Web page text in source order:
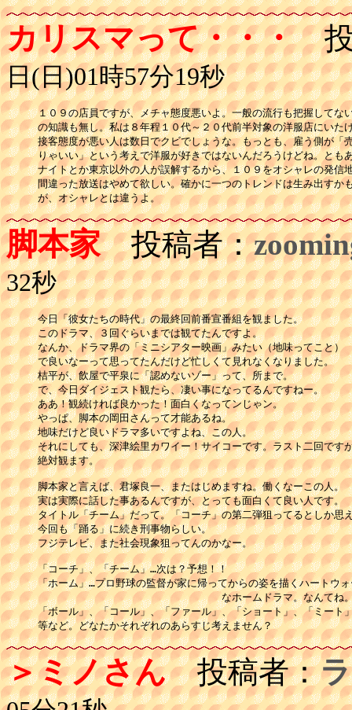
カリスマって・・・投
日(日)01時57分19秒
１０９の店員ですが、メチャ態度悪いよ。一般の流行も把握してな
の知識も無し。私は８年程１０代～２０代前半対象の洋服店にいた
接客態度が悪い人は数日でクビでしょうな。もっとも、雇う側が「
りゃいい」という考えで洋服が好きではないんだろうけどね。とも
ナイトとか東京以外の人が誤解するから、１０９をオシャレの発信
間違った放送はやめて欲しい。確かに一つのトレンドは生み出すか
が、オシャレとは違うよ。
脚本家投稿者：
32秒
今日「彼女たちの時代」の最終回前番宣番組を観ました。
このドラマ、３回ぐらいまでは観てたんですよ。
なんか、ドラマ界の「ミニシアター映画」みたい（地味ってこと）
で良いなーって思ってたんだけど忙しくて見れなくなりました。
桔平が、飲屋で平泉に「認めないゾー」って、所まで。
で、今日ダイジェスト観たら、凄い事になってるんですねー。
ああ！観続ければ良かった！面白くなってンじゃン。
やっぱ、脚本の岡田さんって才能あるね。
地味だけど良いドラマ多いですよね、この人。
それにしても、深津絵里カワイー！サイコーです。ラスト二回です
絶対観ます。
脚本家と言えば、君塚良一、またはじめますね。働くなーこの人。
実は実際に話した事あるんですが、とっても面白くて良い人です。
タイトル「チーム」だって。「コーチ」の第二弾狙ってるとしか思
今回も「踊る」に続き刑事物らしい。
フジテレビ、また社会現象狙ってんのかなー。
「コーチ」、「チーム」…次は？予想！！
「ホーム」…プロ野球の監督が家に帰ってからの姿を描くハートウ
なホームドラマ。なんてね。そ
「ボール」、「コール」、「ファール」、「ショート」、「ミート
等など。どなたかそれぞれのあらすじ考えません？
＞ミノさん投稿者：